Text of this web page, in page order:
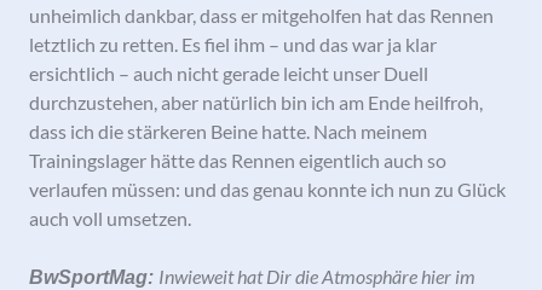
unheimlich dankbar, dass er mitgeholfen hat das Rennen
letztlich zu retten. Es fiel ihm – und das war ja klar
ersichtlich – auch nicht gerade leicht unser Duell
durchzustehen, aber natürlich bin ich am Ende heilfroh,
dass ich die stärkeren Beine hatte. Nach meinem
Trainingslager hätte das Rennen eigentlich auch so
verlaufen müssen: und das genau konnte ich nun zu Glück
auch voll umsetzen.
BwSportMag: Inwieweit hat Dir die Atmosphäre hier im